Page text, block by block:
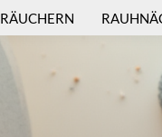
RÄUCHERN